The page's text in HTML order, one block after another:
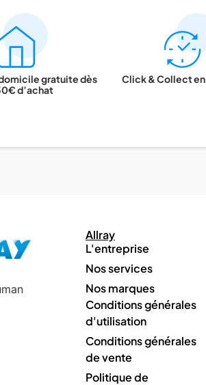
gratuite dès
d’achat
Click & Collect
Allray
L'entreprise
Nos services
Nos marques
Conditions générales
d'utilisation
Conditions générales
de vente
Politique de